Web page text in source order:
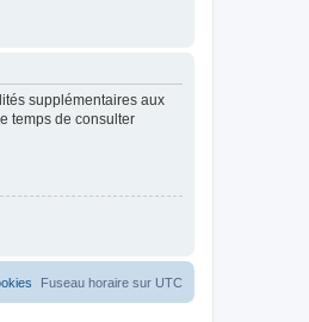
supplémentaires aux
temps de consulter
Fuseau horaire sur UTC